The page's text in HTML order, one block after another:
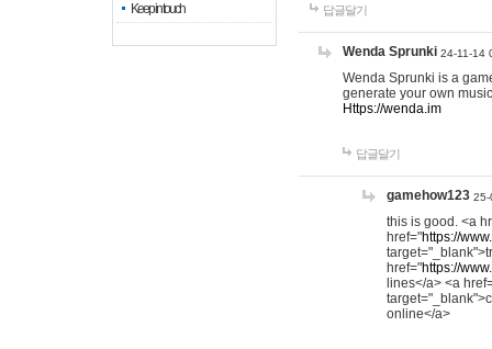
Keep in touch
답글달기
Wenda Sprunki 24-11-14
Wenda Sprunki is a
generate your own
Https://wenda.im
답글달기
gamehow123 25-
this is good. <a
href="https://
href="https://
lines</a> <a
online</a>